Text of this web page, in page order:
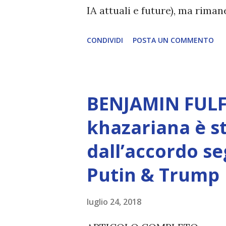
IA attuali e future), ma
Creatore. È ciò che
non è la scelta più efficiente.
L’intelligenza può simulare
essere Coscienza. Può
CONDIVIDI POSTA UN COMMENTO
BENJAMIN
khazariana è
dall’accordo
Putin & Trump
luglio 24, 2018